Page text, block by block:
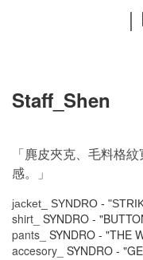
Staff_Shen
「麂皮夾克、毛料格
感。」
jacket_ SYNDRO -
shirt_ SYNDRO -
pants_ SYNDRO - "THE
accesory_ SYNDRO -